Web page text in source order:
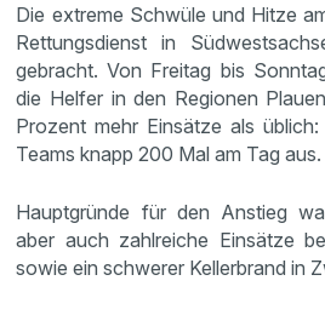
Die extreme Schwüle und Hitze
Rettungsdienst in
gebracht. Von Freitag bis
die Helfer in den Regionen
Prozent mehr Einsätze als
Teams knapp 200 Mal am Tag aus.
Hauptgründe für den Anstieg
aber auch zahlreiche Einsätze
sowie ein schwerer Kellerbrand in